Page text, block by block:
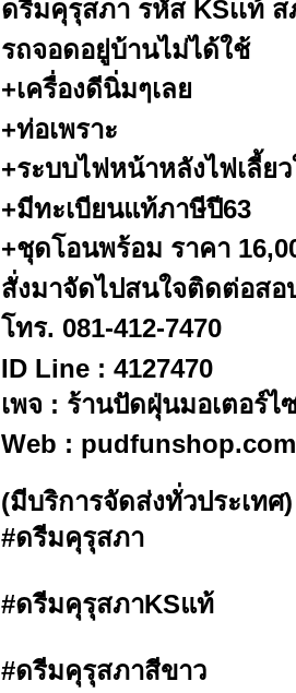
ดรีมคุรุสภา รหัส KSเเท้
รถจอดอยู่บ้านไม่ได้ใช้
+เครื่องดีนิ่มๆเลย
+ท่อเพราะ
+ระบบไฟหน้าหลังไฟเลี้ย
+มีทะเบียนแท้ภาษีปี63
+ชุด​โอนพร้อม ราคา
สั่งมาจัดไปสนใจติดต่อสอ
โทร. 081-412-7470
ID Line : 4127470
เพจ : ร้านปัดฝุ่นมอเตอร์
Web : pudfunshop.com
(มีบริการจัดส่งทั่วประเทศ)
#ดรีมคุรุสภา
#ดรีมคุรุสภาKSแท้
#ดรีมคุรุสภาสีขาว